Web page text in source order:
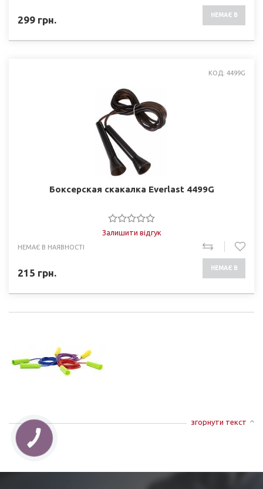
299 грн. НЕМАЄ В
КОД: 4499G
Боксерская скакалка Everlast 4499G
Залишити відгук
НЕМАЄ В НАЯВНОСТІ
215 грн. НЕМАЄ В
згорнути текст
КНОПКА
ЗВ'ЯЗКУ